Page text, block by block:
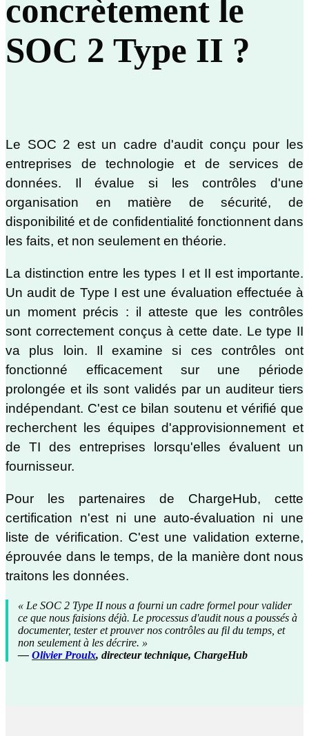
concrètement le
SOC 2 Type II ?
Le SOC 2 est un cadre d'audit conçu pour les
entreprises de technologie et de services de
données. Il évalue si les contrôles d'une
organisation en matière de sécurité, de
disponibilité et de confidentialité fonctionnent dans
les faits, et non seulement en théorie.
La distinction entre les types I et II est importante.
Un audit de Type I est une évaluation effectuée à
un moment précis : il atteste que les contrôles
sont correctement conçus à cette date. Le type II
va plus loin. Il examine si ces contrôles ont
fonctionné efficacement sur une période
prolongée et ils sont validés par un auditeur tiers
indépendant. C'est ce bilan soutenu et vérifié que
recherchent les équipes d'approvisionnement et
de TI des entreprises lorsqu'elles évaluent un
fournisseur.
Pour les partenaires de ChargeHub, cette
certification n'est ni une auto-évaluation ni une
liste de vérification. C'est une validation externe,
éprouvée dans le temps, de la manière dont nous
traitons les données.
« Le SOC 2 Type II nous a fourni un cadre formel pour valider
ce que nous faisions déjà. Le processus d'audit nous a poussés à
documenter, tester et prouver nos contrôles au fil du temps, et
non seulement à les décrire. »
— Olivier Proulx, directeur technique, ChargeHub